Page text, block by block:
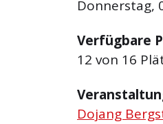
Donnerstag,
Verfügbare
12 von 16
Dojang